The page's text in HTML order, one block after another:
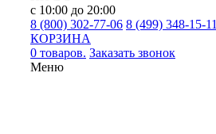
с 10:00 до 20:00
8 (800) 302-77-06 8 (499) 348-15-11
КОРЗИНА
0 товаров. Заказать звонок
Меню